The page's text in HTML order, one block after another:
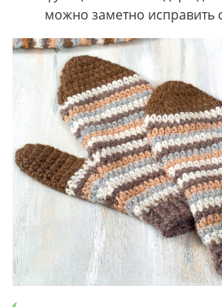
можно заметно исправить